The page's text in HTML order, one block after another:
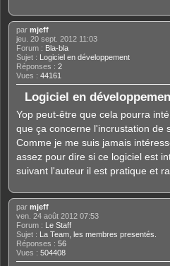
par mjeff
jeu. 20 sept. 2012 11:03
Forum : Bla-bla
Sujet : Logiciel en développement
Réponses : 2
Vues : 44161
Logiciel en
Yop peut-être que cela pourra
que ça concerne l'incrustation de
Comme je me suis jamais
assez pour dire si ce logiciel est
suivant l'auteur il est pratique et
par mjeff
ven. 24 août 2012 07:53
Forum : Le Staff
Sujet : La Team, les membres presentés.
Réponses : 56
Vues : 504408